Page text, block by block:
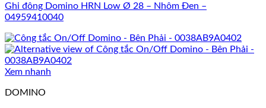
Ghi đông Domino HRN Low Ø 28 – Nhôm Đen –
04959410040
Xem nhanh
DOMINO